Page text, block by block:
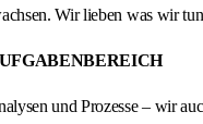
Wir lieben was wir
und Prozesse – wir